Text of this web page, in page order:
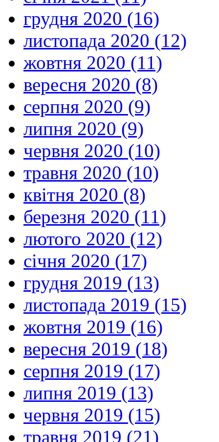
грудня 2020 (16)
листопада 2020 (12)
жовтня 2020 (11)
вересня 2020 (8)
серпня 2020 (9)
липня 2020 (9)
червня 2020 (10)
травня 2020 (10)
квітня 2020 (8)
березня 2020 (11)
лютого 2020 (12)
січня 2020 (17)
грудня 2019 (13)
листопада 2019 (15)
жовтня 2019 (16)
вересня 2019 (18)
серпня 2019 (17)
липня 2019 (13)
червня 2019 (15)
травня 2019 (21)